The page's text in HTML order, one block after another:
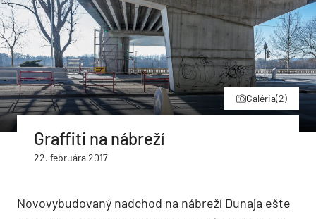
Galéria(2)
Graffiti na nábreží
22. februára 2017
Novovybudovaný nadchod na nábreží Dunaja ešte